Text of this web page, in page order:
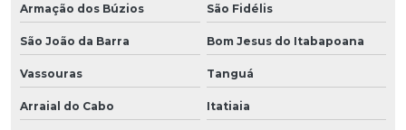
Armação dos Búzios São Fidélis
São João da Barra Bom Jesus do Itabapoana
Vassouras Tanguá
Arraial do Cabo Itatiaia